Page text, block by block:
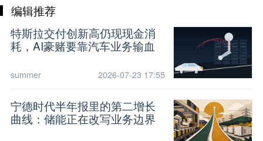
编辑推荐
特斯拉交付创新高仍现现金消
耗，AI豪赌要靠汽车业务输血
summer 2026-07-23 17:55
宁德时代半年报里的第二增长
曲线：储能正在改写业务边界